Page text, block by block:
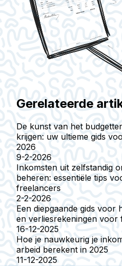
Gerelateerde
De kunst van het
krijgen: uw ultieme gids
2026
9-2-2026
Inkomsten uit zelfstandig
beheren: essentiële tips
freelancers
2-2-2026
Een diepgaande gids voor
en verliesrekeningen voor
16-12-2025
Hoe je nauwkeurig je
arbeid berekent in 2025
11-12-2025